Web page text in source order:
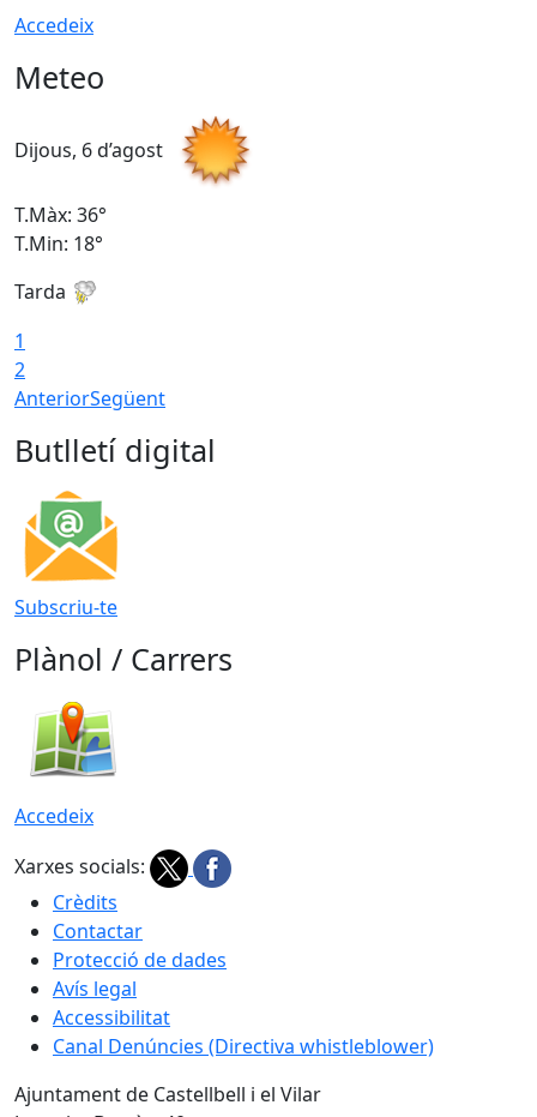
Accedeix
Meteo
Dijous, 6 d’agost
T.Màx: 36°
T.Min: 18°
Tarda
1
2
AnteriorSegüent
Butlletí digital
Subscriu-te
Plànol / Carrers
Accedeix
Xarxes socials:
Crèdits
Contactar
Protecció de dades
Avís legal
Accessibilitat
Canal Denúncies (Directiva whistleblower)
Ajuntament de Castellbell i el Vilar